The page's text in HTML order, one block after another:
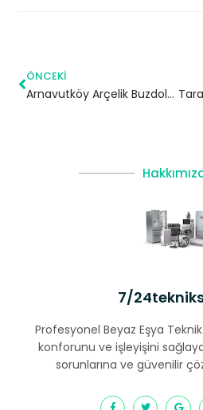
ÖNCEKI
Arnavutköy Arçelik Buzdolabı Servisi – 7/24 Teknik Servis
7/
Profesyonel Beyaz Eşya
konforunu ve işleyişini
sorunlarına ve güvenilir